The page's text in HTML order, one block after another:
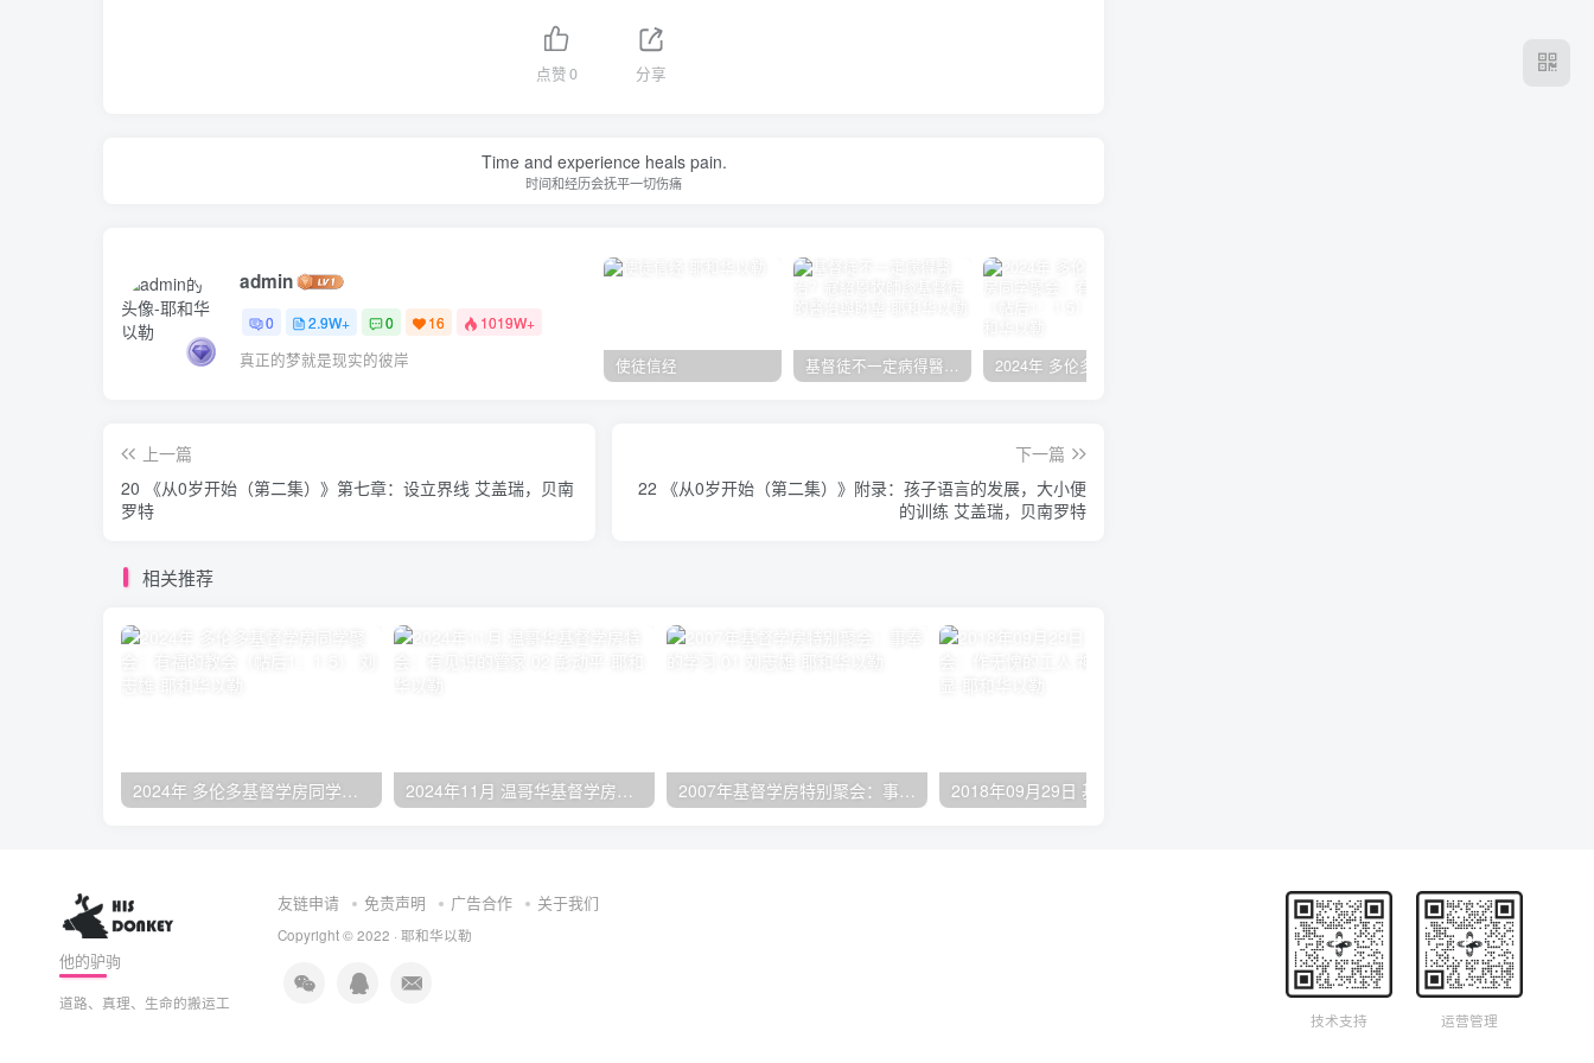
点赞0 分享
Time and experience heals pain.
时间和经历会抚平一切伤痛
admin
0 2.9W+ 0 16 1019W+
真正的梦就是现实的彼岸 使徒信经
上一篇
20 《从0岁开始（第二集）》第七章：设立界线 艾盖瑞，贝南
罗特
下一篇
22 《从0岁开始（第二集）》附录：孩子语言的发展，大小便
的训练 艾盖瑞，贝南罗特
相关推荐
他的驴驹
道路、真理、生命的搬运工
友链申请 免责声明 广告合作 关于我们
Copyright © 2022 · 耶和华以勒
技术支持 运营管理